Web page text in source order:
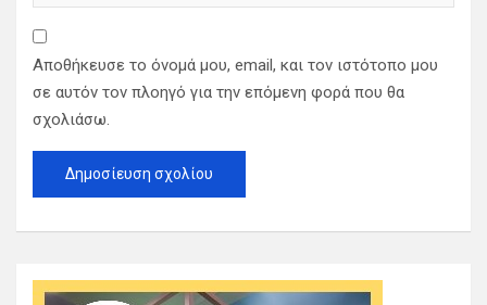
Αποθήκευσε το όνομά μου, email, και τον ιστότοπο μου
σε αυτόν τον πλοηγό για την επόμενη φορά που θα
σχολιάσω.